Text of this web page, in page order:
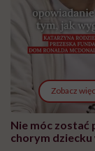
Zobacz
Nie móc zostać
chorym dziecku